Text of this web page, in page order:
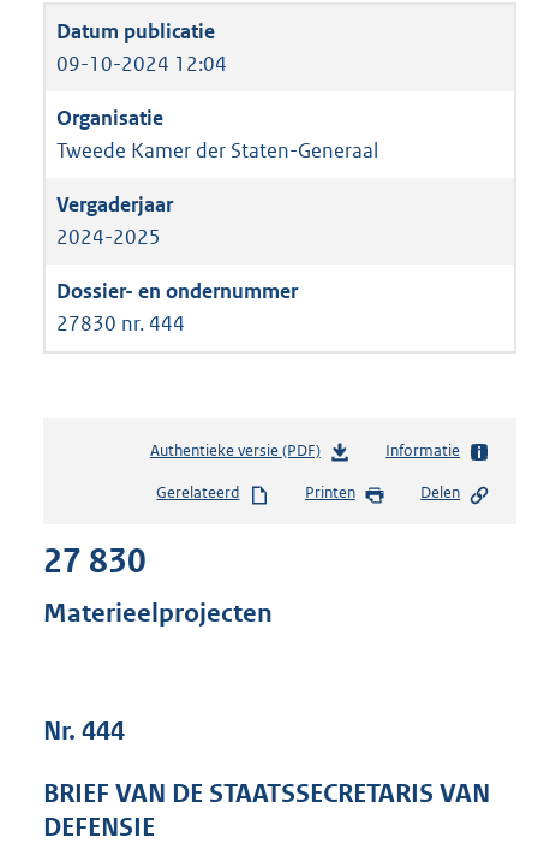
09-10-2024 12:04
Tweede Kamer der Staten-Generaal
2024-2025
27830 nr. 444
Authentieke versie (PDF)b
s
e
Informatie
Gerelateerd Printen Delen
27 830
Materieelprojecten
Nr. 444
BRIEF VAN DE STAATSSECRETARIS VAN
DEFENSIE